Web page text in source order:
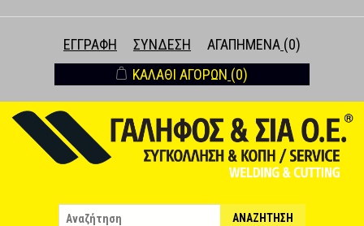
ΕΓΓΡΑΦΉ ΣΎΝΔΕΣΗ ΑΓΑΠΗΜΈΝΑ (0)
ΚΑΛΆΘΙ ΑΓΟΡΏΝ (0)
ΑΝΑΖΉΤΗΣΗ